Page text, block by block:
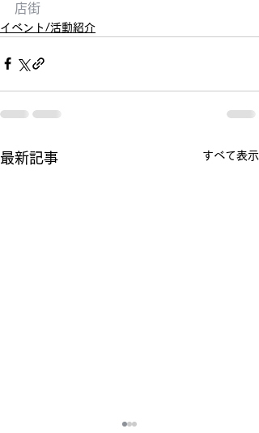
店街
イベント/活動紹介
最新記事 すべて表示